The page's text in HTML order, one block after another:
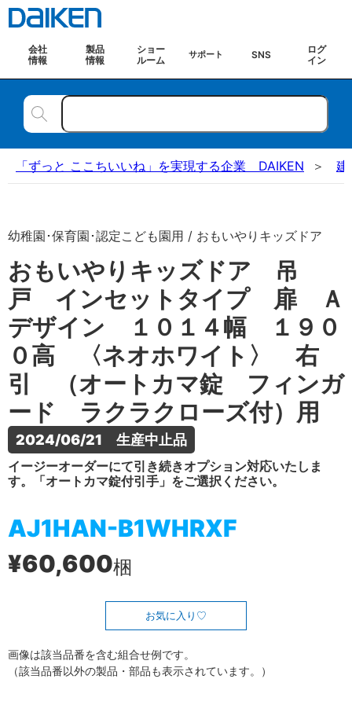
会社
情報
製品
情報
ショー
ルーム
サポート SNS
ログ
イン
「ずっと ここちいいね」を実現する企業 DAIKEN 建
幼稚園･保育園･認定こども園用 / おもいやりキッズドア
おもいやりキッズドア 吊
戸 インセットタイプ 扉 Ａ
デザイン １０１４幅 １９０
０高 〈ネオホワイト〉 右
引 （オートカマ錠 フィンガ
ード ラクラクローズ付）用
2024/06/21　生産中止品
イージーオーダーにて引き続きオプション対応いたしま
す。「オートカマ錠付引手」をご選択ください。
AJ1HAN-B1WHRXF
¥60,600梱
お気に入り
画像は該当品番を含む組合せ例です。
（該当品番以外の製品・部品も表示されています。）